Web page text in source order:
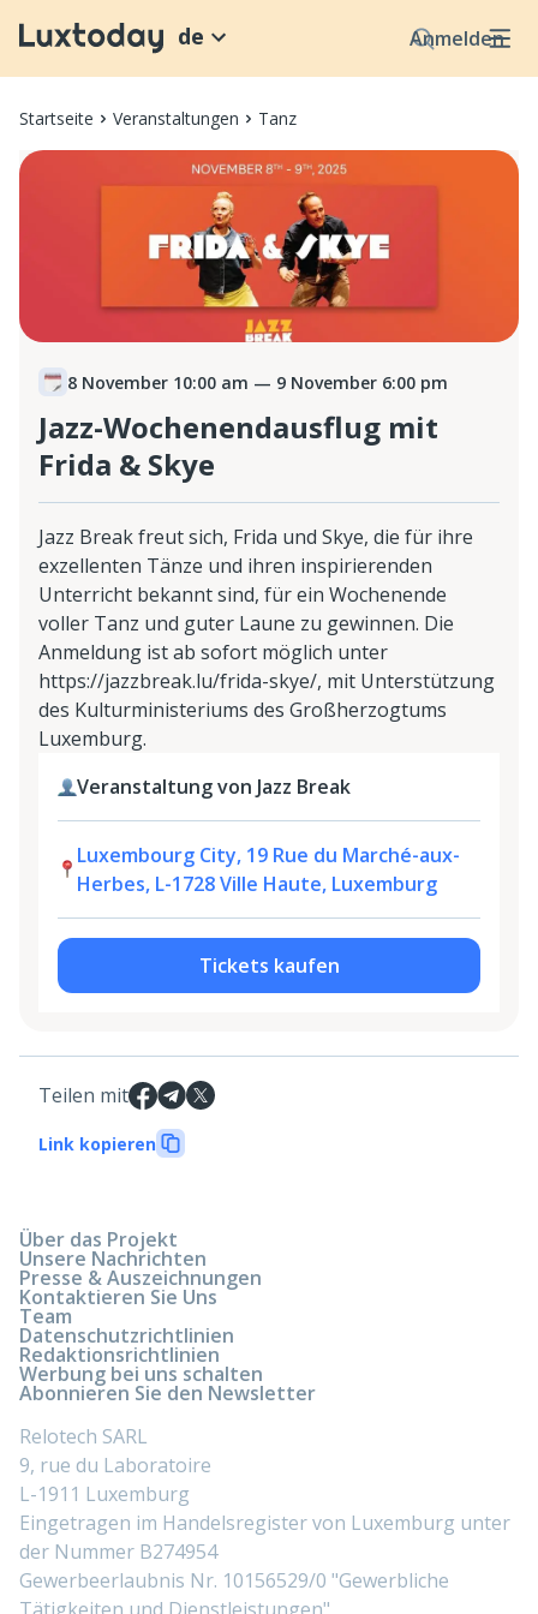
Anmelden
de
Startseite Veranstaltungen Tanz
8 November 10:00 am — 9 November 6:00 pm
Jazz-Wochenendausflug mit
Frida & Skye
Jazz Break freut sich, Frida und Skye, die für ihre
exzellenten Tänze und ihren inspirierenden
Unterricht bekannt sind, für ein Wochenende
voller Tanz und guter Laune zu gewinnen. Die
Anmeldung ist ab sofort möglich unter
https://jazzbreak.lu/frida-skye/, mit Unterstützung
des Kulturministeriums des Großherzogtums
Luxemburg.
Veranstaltung von Jazz Break
Luxembourg City, 19 Rue du Marché-aux-
Herbes, L-1728 Ville Haute, Luxemburg
Tickets kaufen
Teilen mit
Link kopieren
Über das Projekt
Unsere Nachrichten
Presse & Auszeichnungen
Kontaktieren Sie Uns
Team
Datenschutzrichtlinien
Redaktionsrichtlinien
Werbung bei uns schalten
Abonnieren Sie den Newsletter
Relotech SARL
9, rue du Laboratoire
L-1911 Luxemburg
Eingetragen im Handelsregister von Luxemburg unter
der Nummer B274954
Gewerbeerlaubnis Nr. 10156529/0 "Gewerbliche